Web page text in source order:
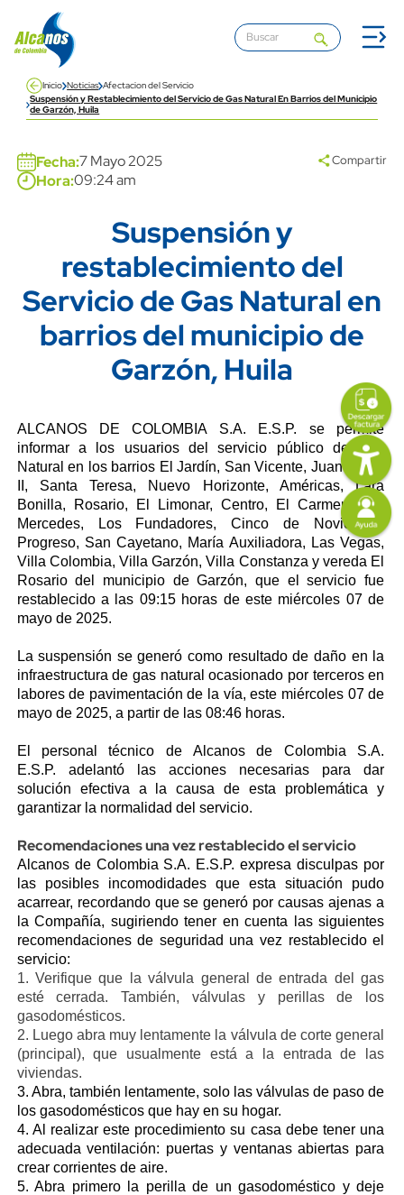
Pasar al contenido principal
Inicio Noticias Afectacion del Servicio
Suspensión y Restablecimiento del Servicio de Gas Natural En Barrios del Municipio
de Garzón, Huila
Fecha:7 Mayo 2025
Hora:09:24 am
Compartir
Suspensión y
restablecimiento del
Servicio de Gas Natural en
barrios del municipio de
Garzón, Huila
Content
Descripción
ALCANOS DE COLOMBIA S.A. E.S.P. se permite
informar a los usuarios del servicio público de Gas
Natural en los barrios El Jardín, San Vicente, Juan Pablo
II, Santa Teresa, Nuevo Horizonte, Américas, Lara
Bonilla, Rosario, El Limonar, Centro, El Carmen, Las
Mercedes, Los Fundadores, Cinco de Noviembre
Progreso, San Cayetano, María Auxiliadora, Las Vegas,
Villa Colombia, Villa Garzón, Villa Constanza y vereda El
Rosario del municipio de Garzón, que el servicio fue
restablecido a las 09:15 horas de este miércoles 07 de
mayo de 2025.
La suspensión se generó como resultado de daño en la
infraestructura de gas natural ocasionado por terceros en
labores de pavimentación de la vía, este miércoles 07 de
mayo de 2025, a partir de las 08:46 horas.
El personal técnico deAlcanos de Colombia S.A.
E.S.P. adelantó las acciones necesarias para dar
solución efectiva a la causa de esta problemática y
garantizar la normalidad del servicio.
Recomendaciones una vez restablecido el servicio
Alcanos de Colombia S.A. E.S.P. expresa disculpas por
las posibles incomodidades que esta situación pudo
acarrear, recordando que se generó por causas ajenas a
la Compañía, sugiriendo tener en cuenta las siguientes
recomendaciones de seguridad una vez restablecido el
servicio:
1. Verifique que la válvula general de entrada del gas
esté cerrada. También, válvulas y perillas de los
gasodomésticos.
2. Luego abra muy lentamente la válvula de corte general
(principal), que usualmente está a la entrada de las
viviendas.
3. Abra, también lentamente, solo las válvulas de paso de
los gasodomésticos que hay en su hogar.
4. Al realizar este procedimiento su casa debe tener una
adecuada ventilación: puertas y ventanas abiertas para
crear corrientes de aire.
5. Abra primero la perilla de un gasodoméstico y deje
icon
Imagen
link
Imagen
Imagen